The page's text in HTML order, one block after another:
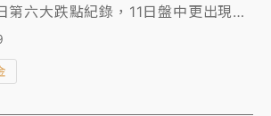
第六大跌點紀錄，11日盤中更出現高
，市場氣氛明顯轉趨保守。6月以來
，不過部分台股ETF仍展現抗震能